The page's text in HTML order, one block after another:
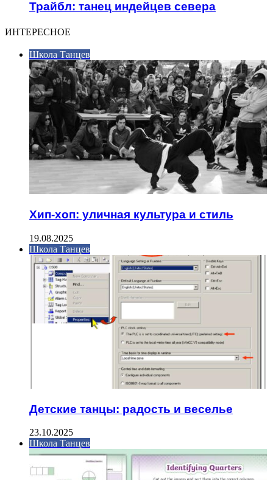
Трайбл: танец индейцев севера
ИНТЕРЕСНОЕ
Школа Танцев
Хип-хоп: уличная культура и стиль
19.08.2025
Школа Танцев
Детские танцы: радость и веселье
23.10.2025
Школа Танцев